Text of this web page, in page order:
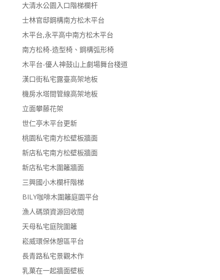
大清水公園入口階梯欄杆
士林官邸鋼構南方松木平台
木平台,永平高中南方松木平台
南方松椅-造型椅、鋼構弧形椅
木平台-優人神鼓山上劇場舞台棧道
漢口街私宅露臺高架地板
機房水塔間管線高架地板
立面攀藤花架
世仁亭木平台更新
桃園私宅南方松壁板牆面
新店私宅南方松壁板牆面
新店私宅木圍籬牆面
三興國小木欄杆階梯
BILY咖啡木圍籬庭園平台
漁人碼頭資源回收間
天母私宅庭院圍籬
崧威環保休憩區平台
長青路私宅景觀木作
乳菓在一起牆面壁板